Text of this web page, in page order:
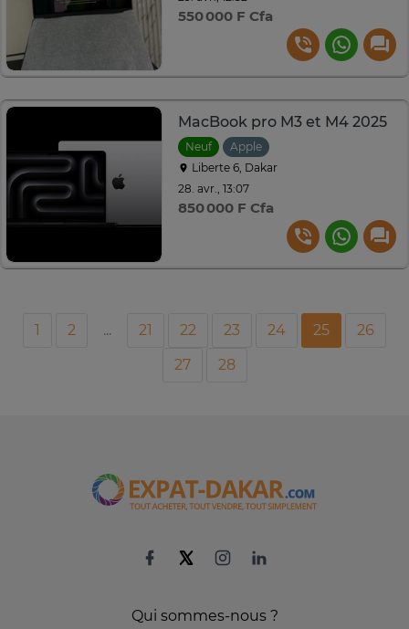
550 000 F Cfa
MacBook pro M3 et M4 2025
Neuf
Apple
Liberte 6, Dakar
28. avr., 13:07
850 000 F Cfa
1 2 ... 21 22 23 24 25
26
27
28
Qui sommes-nous ?